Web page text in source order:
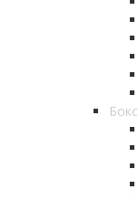
Бокс